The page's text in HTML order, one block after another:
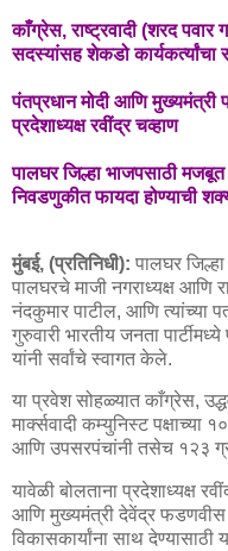
काँग्रेस, राष्ट्रवादी (शरद
सदस्यांसह शेकडो कार्यकर्त्यांचा
पंतप्रधान मोदी आणि मुख्यमंत्री
प्रदेशाध्यक्ष रवींद्र चव्हाण
पालघर जिल्हा भाजपसाठी
निवडणुकीत फायदा होण्याची
मुंबई, (प्रतिनिधी): पालघर
पालघरचे माजी नगराध्यक्ष आणि
नंदकुमार पाटील, आणि त्यांच्या
गुरुवारी भारतीय जनता
यांनी सर्वांचे स्वागत केले.
या प्रवेश सोहळ्यात काँग्रेस,
मार्क्सवादी कम्युनिस्ट पक्षाच्या
आणि उपसरपंचांनी तसेच १२३
यावेळी बोलताना प्रदेशाध्यक्ष
आणि मुख्यमंत्री देवेंद्र फडणवीस
विकासकार्यांना साथ